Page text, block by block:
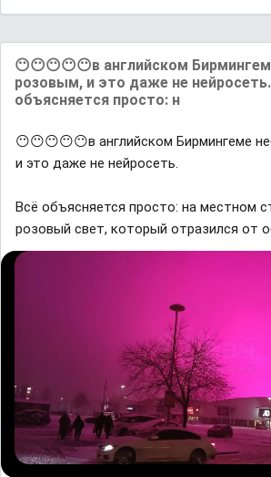
😶😶😶😶😶в английском
розовым, и это даже не
объясняется просто: н
😶😶😶😶😶в английском Бирмингеме
и это даже не нейросеть.
Всё объясняется просто: на местном
розовый свет, который отразился от